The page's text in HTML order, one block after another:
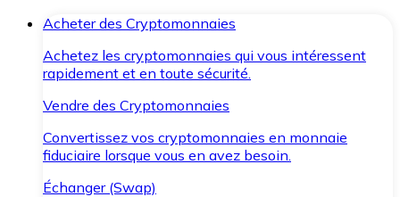
Acheter des Cryptomonnaies
Achetez les cryptomonnaies qui vous intéressent
rapidement et en toute sécurité.
Vendre des Cryptomonnaies
Convertissez vos cryptomonnaies en monnaie
fiduciaire lorsque vous en avez besoin.
Échanger (Swap)